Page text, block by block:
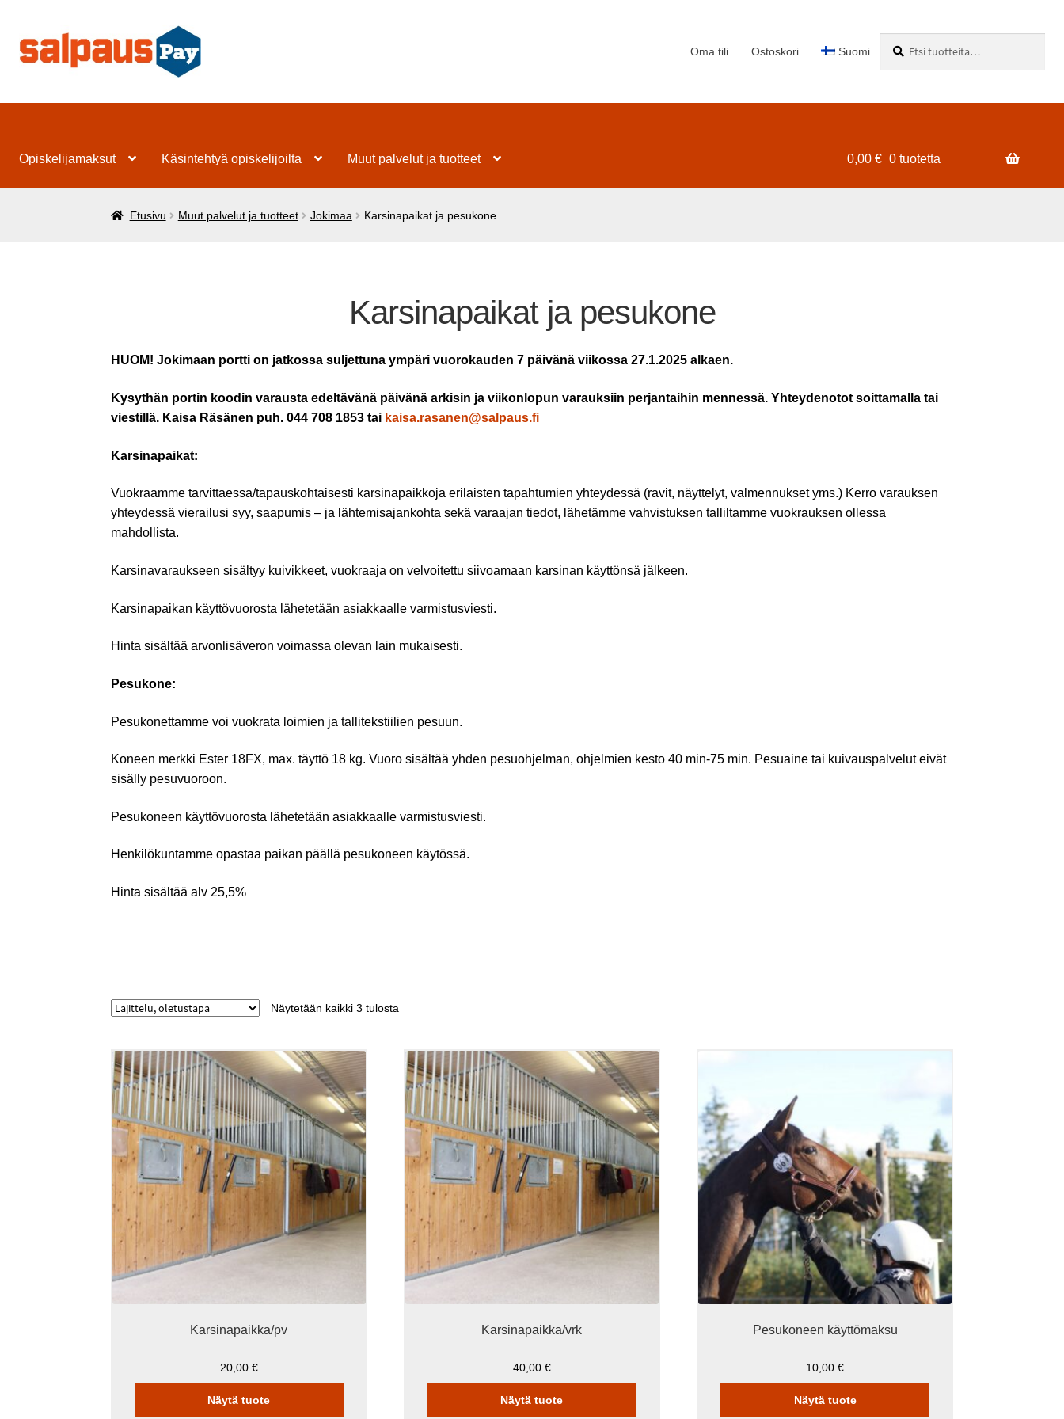
Siirry
Siirry
Oma tili Ostoskori Suomi
Haku
Opiskelijamaksut Käsintehtyä opiskelijoilta Muut palvelut ja tuotteet 0,00€ 0 tuotetta
Etusivu Muut palvelut ja tuotteet Jokimaa Karsinapaikat ja pesukone
Karsinapaikat ja pesukone
HUOM! Jokimaan portti on jatkossa suljettuna ympäri vuorokauden 7 päivänä viikossa 27.1.2025 alkaen.
Kysythän portin koodin varausta edeltävänä päivänä arkisin ja viikonlopun varauksiin perjantaihin mennessä. Yhteydenotot soittamalla tai
viestillä. Kaisa Räsänen puh. 044 708 1853 tai kaisa.rasanen@salpaus.fi
Karsinapaikat:
Vuokraamme tarvittaessa/tapauskohtaisesti karsinapaikkoja erilaisten tapahtumien yhteydessä (ravit, näyttelyt, valmennukset yms.) Kerro varauksen
yhteydessä vierailusi syy, saapumis – ja lähtemisajankohta sekä varaajan tiedot, lähetämme vahvistuksen talliltamme vuokrauksen ollessa
mahdollista.
Karsinavaraukseen sisältyy kuivikkeet, vuokraaja on velvoitettu siivoamaan karsinan käyttönsä jälkeen.
Karsinapaikan käyttövuorosta lähetetään asiakkaalle varmistusviesti.
Hinta sisältää arvonlisäveron voimassa olevan lain mukaisesti.
Pesukone:
Pesukonettamme voi vuokrata loimien ja tallitekstiilien pesuun.
Koneen merkki Ester 18FX, max. täyttö 18 kg. Vuoro sisältää yhden pesuohjelman, ohjelmien kesto 40 min-75 min. Pesuaine tai kuivauspalvelut eivät
sisälly pesuvuoroon.
Pesukoneen käyttövuorosta lähetetään asiakkaalle varmistusviesti.
Henkilökuntamme opastaa paikan päällä pesukoneen käytössä.
Hinta sisältää alv 25,5%
Näytetään kaikki 3 tulosta
Karsinapaikka/pv
20,00 €
Näytä tuote
Karsinapaikka/vrk
40,00 €
Näytä tuote
Pesukoneen käyttömaksu
10,00€
Näytä tuote